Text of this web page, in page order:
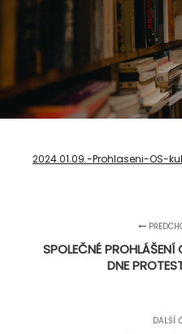
2024.01.09.-Prohlaseni-OS-
SPOLEČNÉ
DNE
DALŠÍ